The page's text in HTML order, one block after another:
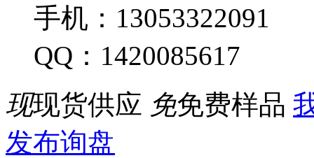
手机：13053322091
QQ：1420085617
现现货供应 免免费样品
发布询盘